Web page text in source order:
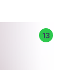
13